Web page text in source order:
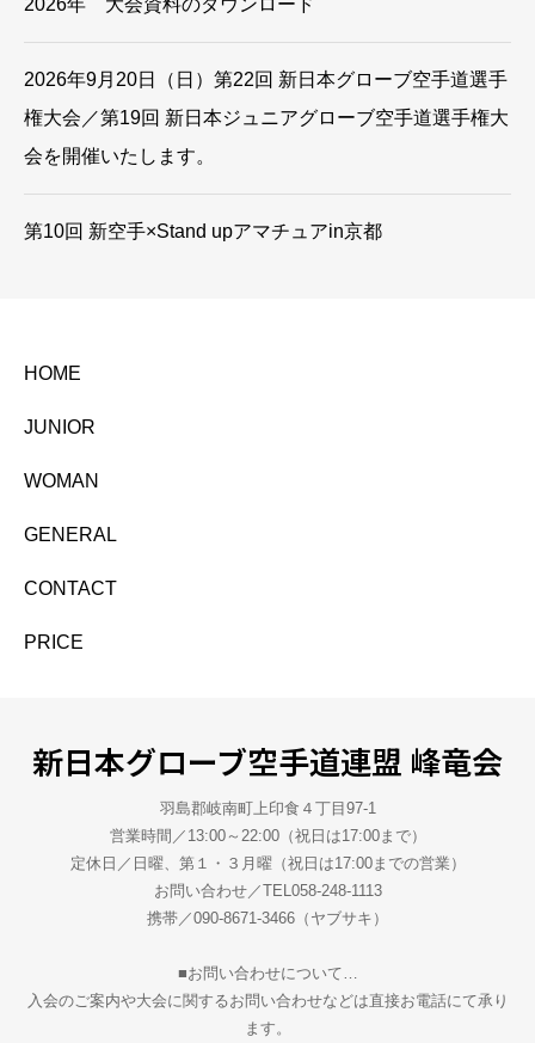
2026年 大会資料のダウンロード
2026年9月20日（日）第22回 新日本グローブ空手道選手
権大会／第19回 新日本ジュニアグローブ空手道選手権大
会を開催いたします。
第10回 新空手×Stand upアマチュアin京都
HOME
JUNIOR
WOMAN
GENERAL
CONTACT
PRICE
新日本グローブ空手道連盟 峰竜会
羽島郡岐南町上印食４丁目97-1
営業時間／13:00～22:00（祝日は17:00まで）
定休日／日曜、第１・３月曜（祝日は17:00までの営業）
お問い合わせ／TEL058-248-1113
携帯／090-8671-3466（ヤブサキ）
■お問い合わせについて…
入会のご案内や大会に関するお問い合わせなどは直接お電話にて承り
ます。